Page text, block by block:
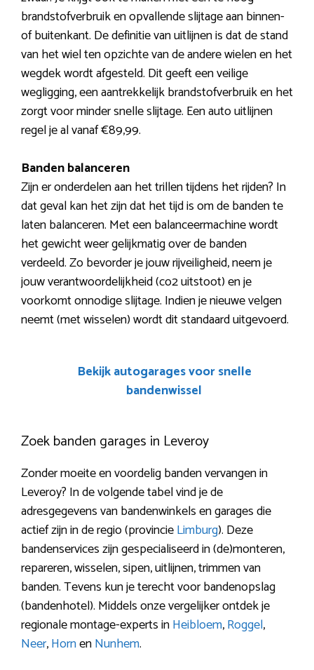
brandstofverbruik en opvallende slijtage aan binnen-
of buitenkant. De definitie van uitlijnen is dat de stand
van het wiel ten opzichte van de andere wielen en het
wegdek wordt afgesteld. Dit geeft een veilige
wegligging, een aantrekkelijk brandstofverbruik en het
zorgt voor minder snelle slijtage. Een auto uitlijnen
regel je al vanaf €89,99.
Banden balanceren
Zijn er onderdelen aan het trillen tijdens het rijden? In
dat geval kan het zijn dat het tijd is om de banden te
laten balanceren. Met een balanceermachine wordt
het gewicht weer gelijkmatig over de banden
verdeeld. Zo bevorder je jouw rijveiligheid, neem je
jouw verantwoordelijkheid (co2 uitstoot) en je
voorkomt onnodige slijtage. Indien je nieuwe velgen
neemt (met wisselen) wordt dit standaard uitgevoerd.
Bekijk autogarages voor snelle
bandenwissel
Zoek banden garages in Leveroy
Zonder moeite en voordelig banden vervangen in
Leveroy? In de volgende tabel vind je de
adresgegevens van bandenwinkels en garages die
actief zijn in de regio (provincieLimburg). Deze
bandenservices zijn gespecialiseerd in (de)monteren,
repareren, wisselen, sipen, uitlijnen, trimmen van
banden. Tevens kun je terecht voor bandenopslag
(bandenhotel). Middels onze vergelijker ontdek je
regionale montage-experts inHeibloem,Roggel,
Neer,HornenNunhem.